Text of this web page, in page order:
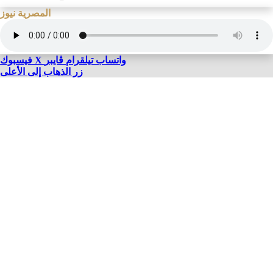
المصرية نيوز
فيسبوك X واتساب تيلقرام ڤايبر
زر الذهاب إلى الأعلى